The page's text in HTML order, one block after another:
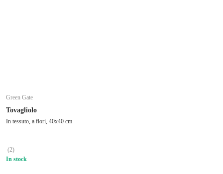
Green Gate
Tovagliolo
In tessuto, a fiori, 40x40 cm
(2)
In stock